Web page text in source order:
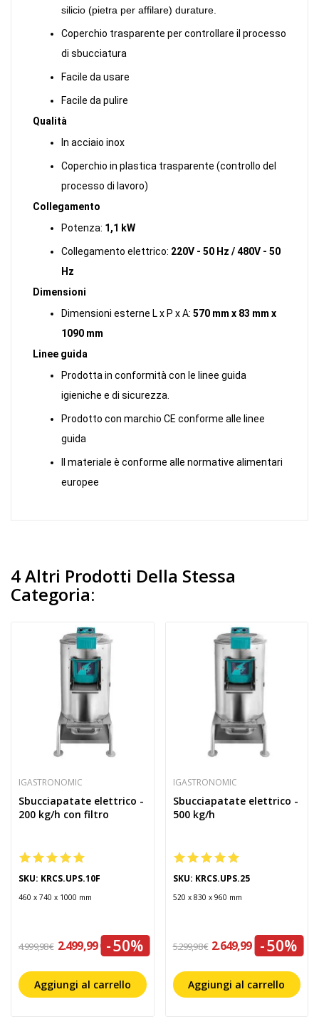
silicio (pietra per affilare) durature.
Coperchio trasparente per controllare il processo
di sbucciatura
Facile da usare
Facile da pulire
Qualità
In acciaio inox
Coperchio in plastica trasparente (controllo del
processo di lavoro)
Collegamento
Potenza: 1,1 kW
Collegamento elettrico: 220V - 50 Hz / 480V - 50
Hz
Dimensioni
Dimensioni esterne L x P x A: 570 mm x 83 mm x
1090 mm
Linee guida
Prodotta in conformità con le linee guida
igieniche e di sicurezza.
Prodotto con marchio CE conforme alle linee
guida
Il materiale è conforme alle normative alimentari
europee
4 Altri Prodotti Della Stessa
Categoria:
IGASTRONOMIC
Sbucciapatate elettrico -
200 kg/h con filtro
SKU: KRCS.UPS.10F
460 x 740 x 1000 mm
4.999,98 € 2.499,99 €-50%
Aggiungi al carrello
IGASTRONOMIC
Sbucciapatate elettrico -
500 kg/h
SKU: KRCS.UPS.25
520 x 830 x 960 mm
5.299,98 € 2.649,99 €-50%
Aggiungi al carrello